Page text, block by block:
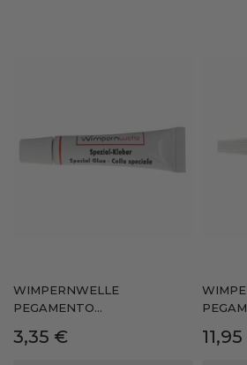
WIMPERNWELLE
PEGAMENTO...
Precio
3,35 €